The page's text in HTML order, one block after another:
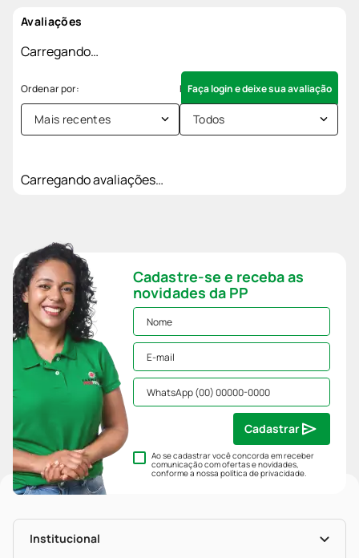
Avaliações
Carregando…
Faça login e deixe sua avaliação
Mais recentes Todos
Carregando avaliações…
Cadastre-se e receba as
novidades da PP
Ao se cadastrar você concorda em receber
comunicação com ofertas e novidades,
conforme a nossapolítica de privacidade.
Cadastrar
Institucional